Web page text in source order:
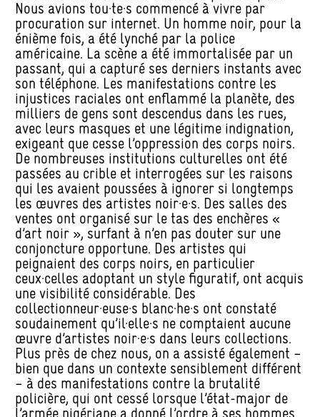
Nous avions tou·te·s commencé à vivre par
procuration sur internet. Un homme noir, pour la
énième fois, a été lynché par la police
américaine. La scène a été immortalisée par un
passant, qui a capturé ses derniers instants avec
son téléphone. Les manifestations contre les
injustices raciales ont enflammé la planète, des
milliers de gens sont descendus dans les rues,
avec leurs masques et une légitime indignation,
exigeant que cesse l’oppression des corps noirs.
De nombreuses institutions culturelles ont été
passées au crible et interrogées sur les raisons
qui les avaient poussées à ignorer si longtemps
les œuvres des artistes noir·e·s. Des salles des
ventes ont organisé sur le tas des enchères «
d’art noir », surfant à n’en pas douter sur une
conjoncture opportune. Des artistes qui
peignaient des corps noirs, en particulier
ceux·celles adoptant un style figuratif, ont acquis
une visibilité considérable. Des
collectionneur·euse·s blanc·he·s ont constaté
soudainement qu’il·elle·s ne comptaient aucune
œuvre d’artistes noir·e·s dans leurs collections.
Plus près de chez nous, on a assisté également –
bien que dans un contexte sensiblement différent
– à des manifestations contre la brutalité
policière, qui ont cessé lorsque l’état-major de
l’armée nigériane a donné l’ordre à ses hommes